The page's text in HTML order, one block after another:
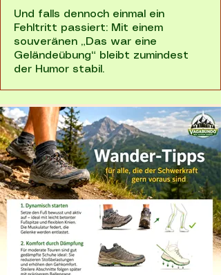
Und falls dennoch einmal ein
Fehltritt passiert: Mit einem
souveränen „Das war eine
Geländeübung“ bleibt zumindest
der Humor stabil.